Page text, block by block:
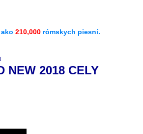
210,000 rómskych piesní.
NEW 2018 CELY